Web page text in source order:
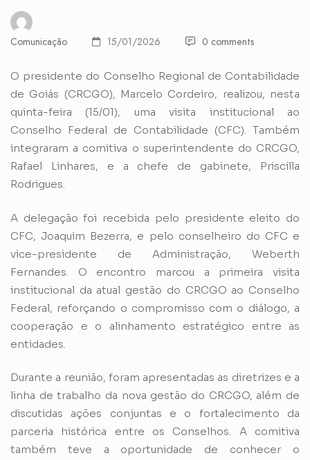
Comunicação 15/01/2026 0 comments
O presidente do Conselho Regional de Contabilidade
de Goiás (CRCGO), Marcelo Cordeiro, realizou, nesta
quinta-feira (15/01), uma visita institucional ao
Conselho Federal de Contabilidade (CFC). Também
integraram a comitiva o superintendente do CRCGO,
Rafael Linhares, e a chefe de gabinete, Priscilla
Rodrigues.
A delegação foi recebida pelo presidente eleito do
CFC, Joaquim Bezerra, e pelo conselheiro do CFC e
vice-presidente de Administração, Weberth
Fernandes. O encontro marcou a primeira visita
institucional da atual gestão do CRCGO ao Conselho
Federal, reforçando o compromisso com o diálogo, a
cooperação e o alinhamento estratégico entre as
entidades.
Durante a reunião, foram apresentadas as diretrizes e a
linha de trabalho da nova gestão do CRCGO, além de
discutidas ações conjuntas e o fortalecimento da
parceria histórica entre os Conselhos. A comitiva
também teve a oportunidade de conhecer o